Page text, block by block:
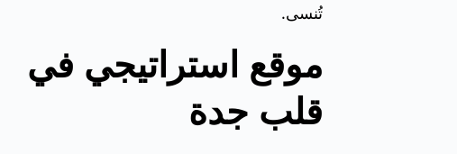
تُنسى.
موقع استراتيجي في
قلب جدة